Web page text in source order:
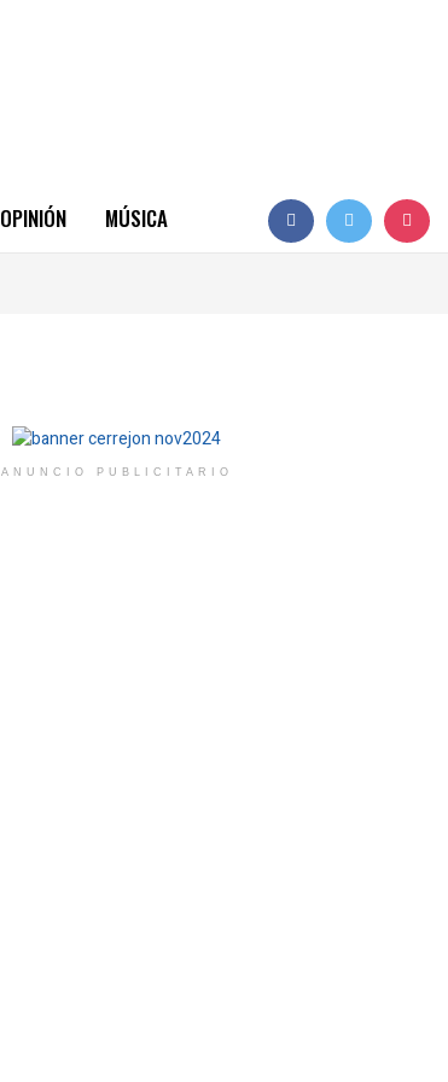
OPINIÓN MÚSICA
ANUNCIO PUBLICITARIO